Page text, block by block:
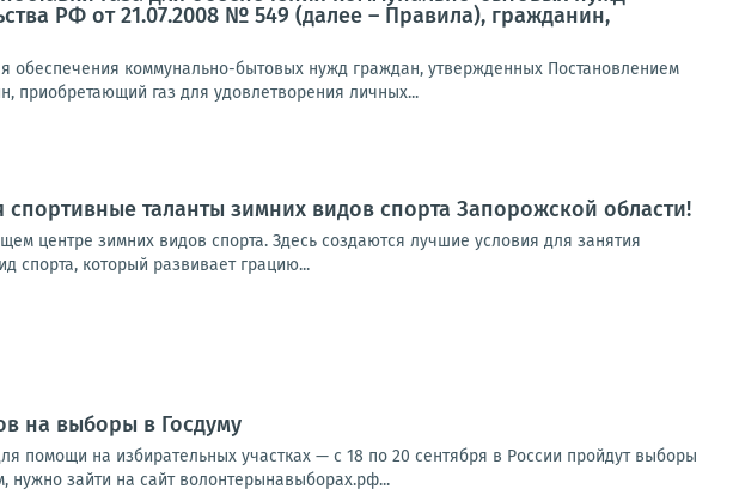
РФ от 21.07.2008 № 549 (далее – Правила), гражданин,
обеспечения коммунально-бытовых нужд граждан, утвержденных Постановлением
приобретающий газ для удовлетворения личных...
таланты зимних видов спорта Запорожской области!
центре зимних видов спорта. Здесь создаются лучшие условия для занятия
спорта, который развивает грацию...
на выборы в Госдуму
помощи на избирательных участках — с 18 по 20 сентября в России пройдут выборы
нужно зайти на сайт волонтерынавыборах.рф...